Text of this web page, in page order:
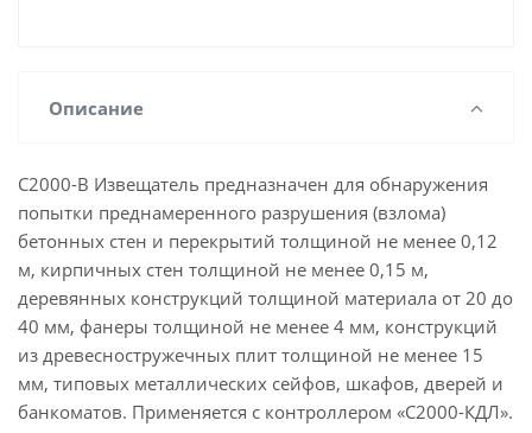
Описание
С2000-В Извещатель предназначен для обнаружения
попытки преднамеренного разрушения (взлома)
бетонных стен и перекрытий толщиной не менее 0,12
м, кирпичных стен толщиной не менее 0,15 м,
деревянных конструкций толщиной материала от 20 до
40 мм, фанеры толщиной не менее 4 мм, конструкций
из древесностружечных плит толщиной не менее 15
мм, типовых металлических сейфов, шкафов, дверей и
банкоматов. Применяется с контроллером «С2000-КДЛ».